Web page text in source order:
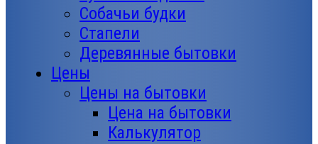
Собачьи будки
Стапели
Деревянные бытовки
Цены
Цены на бытовки
Цена на бытовки
Калькулятор